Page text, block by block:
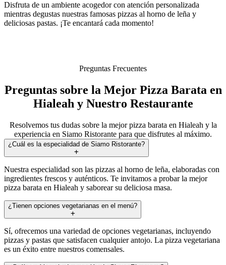
Disfruta de un ambiente acogedor con atención personalizada
mientras degustas nuestras famosas pizzas al horno de leña y
deliciosas pastas. ¡Te encantará cada momento!
Preguntas Frecuentes
Preguntas sobre la Mejor Pizza Barata en
Hialeah y Nuestro Restaurante
Resolvemos tus dudas sobre la mejor pizza barata en Hialeah y la
experiencia en Siamo Ristorante para que disfrutes al máximo.
¿Cuál es la especialidad de Siamo Ristorante?
Nuestra especialidad son las pizzas al horno de leña, elaboradas con
ingredientes frescos y auténticos. Te invitamos a probar la mejor
pizza barata en Hialeah y saborear su deliciosa masa.
¿Tienen opciones vegetarianas en el menú?
Sí, ofrecemos una variedad de opciones vegetarianas, incluyendo
pizzas y pastas que satisfacen cualquier antojo. La pizza vegetariana
es un éxito entre nuestros comensales.